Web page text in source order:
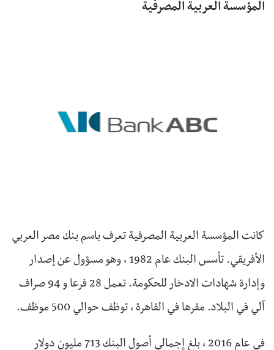
المؤسسة العربية المصرفية
كانت المؤسسة العربية المصرفية تعرف باسم بنك مصر العربي
الأفريقي. تأسس البنك عام 1982 ، وهو مسؤول عن إصدار
وإدارة شهادات الادخار للحكومة. تعمل 28 فرعا و 94 صراف
آلي في البلاد. مقرها في القاهرة ، توظف حوالي 500 موظف.
في عام 2016 ، بلغ إجمالي أصول البنك 713 مليون دولار